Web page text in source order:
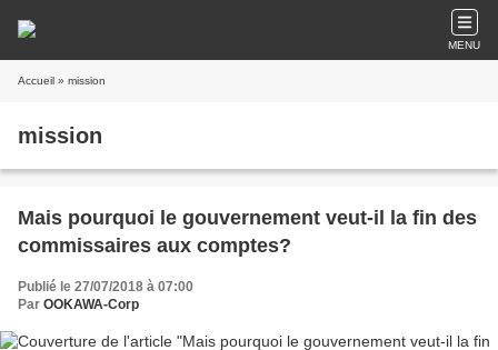
MENU
Accueil » mission
mission
Mais pourquoi le gouvernement veut-il la fin des
commissaires aux comptes?
Publié le 27/07/2018 à 07:00
Par OOKAWA-Corp